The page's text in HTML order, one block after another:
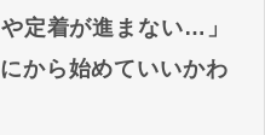
定着が進まない…」
から始めていいかわ